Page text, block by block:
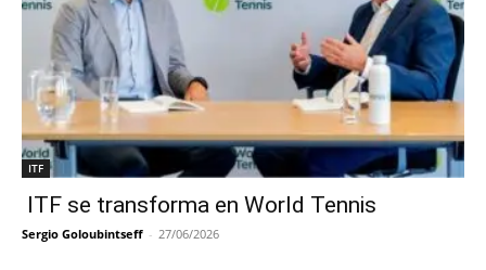
ITF
ITF se transforma en World Tennis
Sergio Goloubintseff - 27/06/2026